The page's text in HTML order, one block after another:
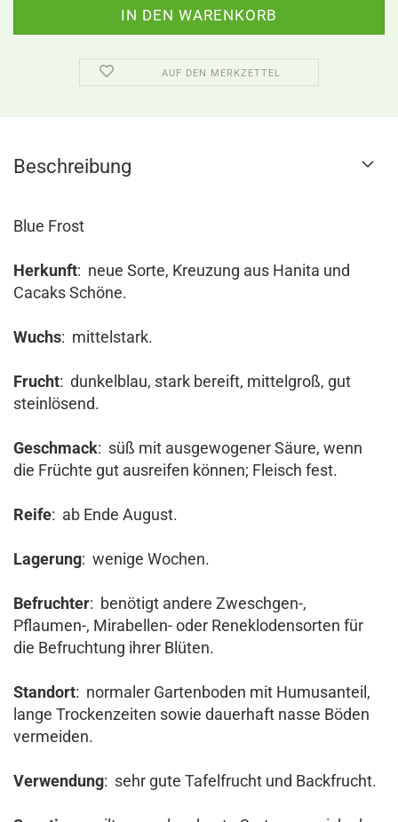
AUF DEN MERKZETTEL
Beschreibung
Blue Frost
Herkunft: neue Sorte, Kreuzung aus Hanita und
Cacaks Schöne.
Wuchs: mittelstark.
Frucht: dunkelblau, stark bereift, mittelgroß, gut
steinlösend.
Geschmack: süß mit ausgewogener Säure, wenn
die Früchte gut ausreifen können; Fleisch fest.
Reife: ab Ende August.
Lagerung: wenige Wochen.
Befruchter: benötigt andere Zweschgen-,
Pflaumen-, Mirabellen- oder Reneklodensorten für
die Befruchtung ihrer Blüten.
Standort: normaler Gartenboden mit Humusanteil,
lange Trockenzeiten sowie dauerhaft nasse Böden
vermeiden.
Verwendung: sehr gute Tafelfrucht und Backfrucht.